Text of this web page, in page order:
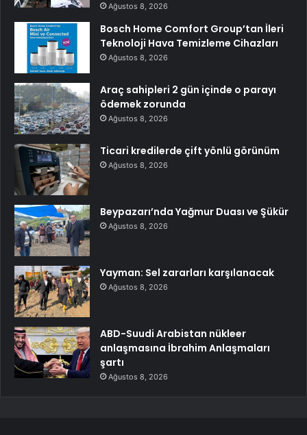
Ağustos 8, 2026
Bosch Home Comfort Group’tan İleri
Teknoloji Hava Temizleme Cihazları
Ağustos 8, 2026
Araç sahipleri 2 gün içinde o parayı
ödemek zorunda
Ağustos 8, 2026
Ticari kredilerde çift yönlü görünüm
Ağustos 8, 2026
Beypazarı’nda Yağmur Duası ve Şükür
Ağustos 8, 2026
Yayman: Sel zararları karşılanacak
Ağustos 8, 2026
ABD-Suudi Arabistan nükleer
anlaşmasına İbrahim Anlaşmaları
şartı
Ağustos 8, 2026